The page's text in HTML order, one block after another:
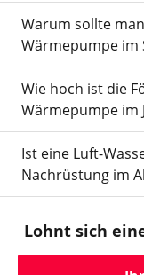
Warum sollte
Wärmepumpe im
Wie hoch ist die
Wärmepumpe im
Ist eine Luft-
Nachrüstung im
Lohnt sich